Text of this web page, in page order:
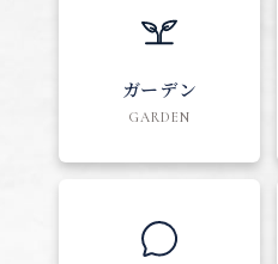
ガーデン
GARDEN